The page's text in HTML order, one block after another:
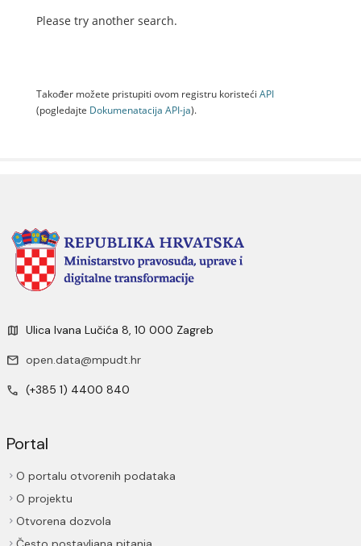
Please try another search.
Također možete pristupiti ovom registru koristeći API
(pogledajte Dokumenаtаcijа API-jа).